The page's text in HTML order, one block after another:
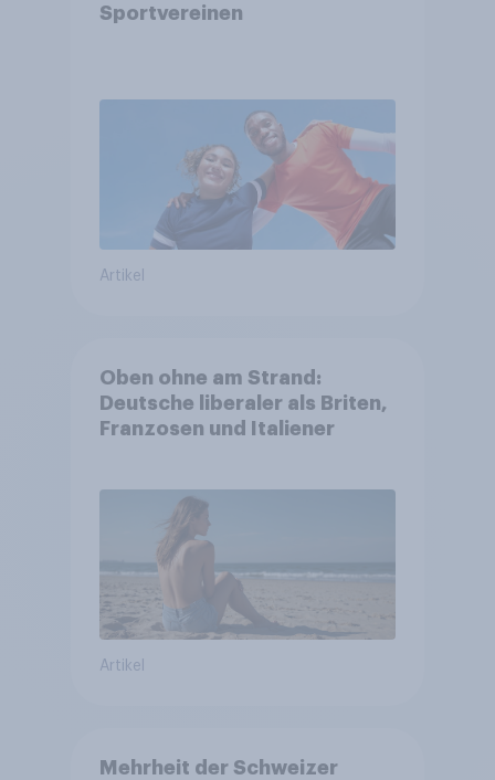
Sportvereinen
Artikel
Oben ohne am Strand:
Deutsche liberaler als Briten,
Franzosen und Italiener
Artikel
Mehrheit der Schweizer